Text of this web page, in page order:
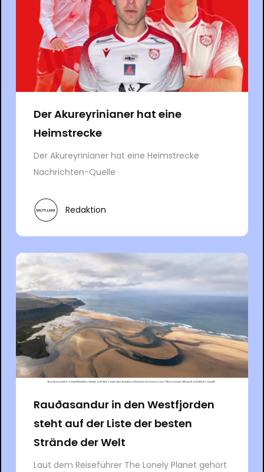
Der Akureyrinianer hat eine
Heimstrecke
Der Akureyrinianer hat eine Heimstrecke
Nachrichten-Quelle
Redaktion
Rauðasandur in den Westfjorden
steht auf der Liste der besten
Strände der Welt
Laut dem Reiseführer The Lonely Planet gehört